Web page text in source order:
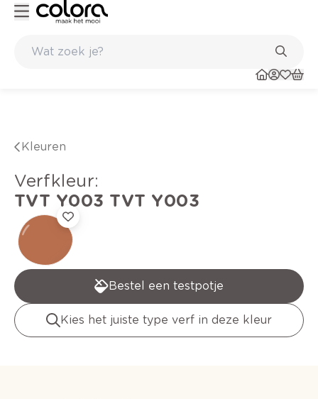
Kleuren
verfkleur:
TVT Y003 TVT Y003
Bestel een testpotje
Kies het juiste type verf in deze kleur